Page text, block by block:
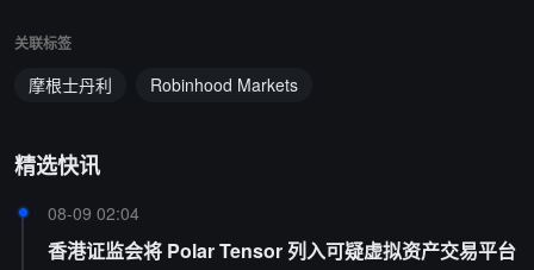
关联标签
摩根士丹利 Robinhood Markets
精选快讯
08-09 02:04
香港证监会将 Polar Tensor 列入可疑虚拟资产交易平台